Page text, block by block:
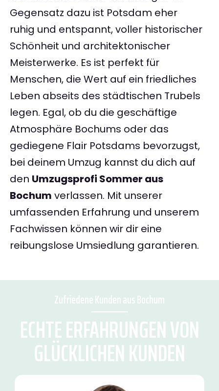
Gegensatz dazu ist Potsdam eher
ruhig und entspannt, voller historischer
Schönheit und architektonischer
Meisterwerke. Es ist perfekt für
Menschen, die Wert auf ein friedliches
Leben abseits des städtischen Trubels
legen. Egal, ob du die geschäftige
Atmosphäre Bochums oder das
gediegene Flair Potsdams bevorzugst,
bei deinem Umzug kannst du dich auf
den Umzugsprofi Sommer aus
Bochum verlassen. Mit unserer
umfassenden Erfahrung und unserem
Fachwissen können wir dir eine
reibungslose Umsiedlung garantieren.
Zufriedene Kunden aus Bochum
ECHTE ERFAHRUNGEN VON
GLÜCKLICHEN KUNDEN